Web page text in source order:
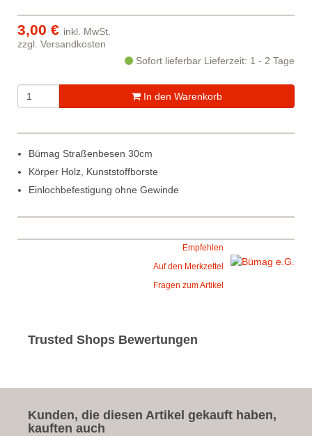
3,00 € inkl. MwSt.
zzgl. Versandkosten
Sofort lieferbar Lieferzeit: 1 - 2 Tage
In den Warenkorb
Bümag Straßenbesen 30cm
Körper Holz, Kunststoffborste
Einlochbefestigung ohne Gewinde
Empfehlen
Auf den Merkzettel
Fragen zum Artikel
Trusted Shops Bewertungen
Kunden, die diesen Artikel gekauft haben,
kauften auch